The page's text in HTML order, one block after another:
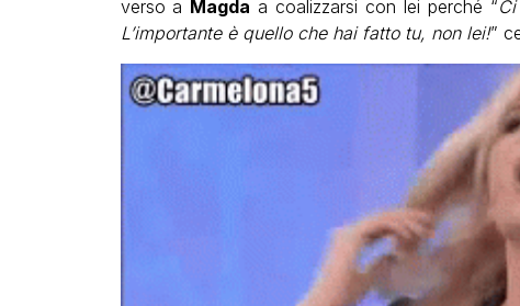
verso a Magda a coalizzarsi con lei perché “
L’importante è quello che hai fatto tu, non lei!”